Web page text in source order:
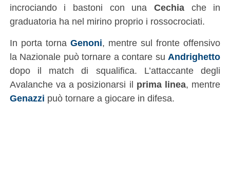
incrociando i bastoni con una Cechiache in
graduatoria ha nel mirino proprio i rossocrociati.
In porta torna Genoni, mentre sul fronte offensivo
la Nazionale può tornare a contare su Andrighetto
dopo il match di squalifica. L’attaccante degli
Avalanche va a posizionarsi il prima linea, mentre
Genazzi può tornare a giocare in difesa.